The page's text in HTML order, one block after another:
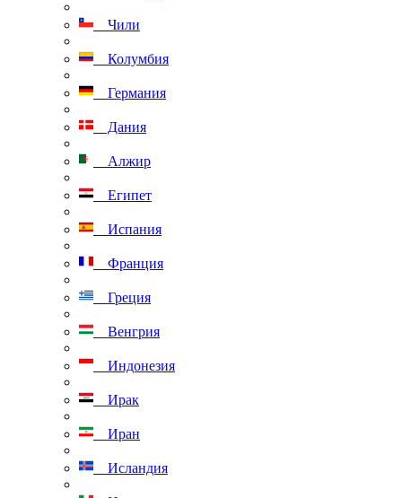
Чили
Колумбия
Германия
Дания
Алжир
Египет
Испания
Франция
Греция
Венгрия
Индонезия
Ирак
Иран
Исландия